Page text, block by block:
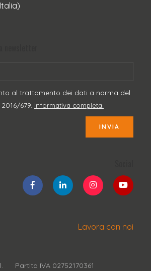
al trattamento dei dati a norma del
679. Informativa completa.
INVIA
Lavora con noi
Partita IVA 02752170361